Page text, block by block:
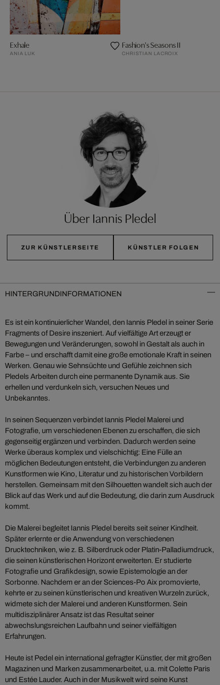
Exhale
ANIA LUK
Fashion's Seasons II
CHRISTIAN LACROIX
Über Iannis Pledel
ZUR KÜNSTLERSEITE KÜNSTLER FOLGEN
HINTERGRUNDINFORMATIONEN
Es ist ein kontinuierlicher Wandel, den Iannis Pledel in seiner Serie
Fragments of Desire inszeniert. Auf vielfältige Art erzeugt er
Bewegungen und Veränderungen, sowohl in Gestalt als auch in
Farbe – und erschafft damit eine große emotionale Kraft in seinen
Werken. Genau wie Sehnsüchte und Gefühle zeichnen sich
Pledels Arbeiten durch eine permanente Dynamik aus. Sie
erhellen und verdunkeln sich, versuchen Neues und
Unbekanntes.
In seinen Sequenzen verbindet Iannis Pledel Malerei und
Fotografie, um verschiedenen Ebenen zu erschaffen, die sich
gegenseitig ergänzen und verbinden. Dadurch werden seine
Werke überaus komplex und vielschichtig: Eine Fülle an
möglichen Bedeutungen entsteht, die Verbindungen zu anderen
Kunstformen wie Kino, Literatur und zu historischen Vorbildern
herstellen. Gemeinsam mit den Silhouetten wandelt sich auch der
Blick auf das Werk und auf die Bedeutung, die darin zum Ausdruck
kommt.
Die Malerei begleitet Iannis Pledel bereits seit seiner Kindheit.
Später erlernte er die Anwendung von verschiedenen
Drucktechniken, wie z. B. Silberdruck oder Platin-Palladiumdruck,
die seinen künstlerischen Horizont erweiterten. Er studierte
Fotografie und Grafikdesign, sowie Epistemologie an der
Sorbonne. Nachdem er an der Sciences-Po Aix promovierte,
kehrte er zu seinen künstlerischen und kreativen Wurzeln zurück,
widmete sich der Malerei und anderen Kunstformen. Sein
multidisziplinärer Ansatz ist das Resultat seiner
abwechslungsreichen Laufbahn und seiner vielfältigen
Erfahrungen.
Heute ist Pedel ein international gefragter Künstler, der mit großen
Magazinen und Marken zusammenarbeitet, u.a. mit Colette Paris
und Estée Lauder. Auch in der Musikwelt wird seine Kunst